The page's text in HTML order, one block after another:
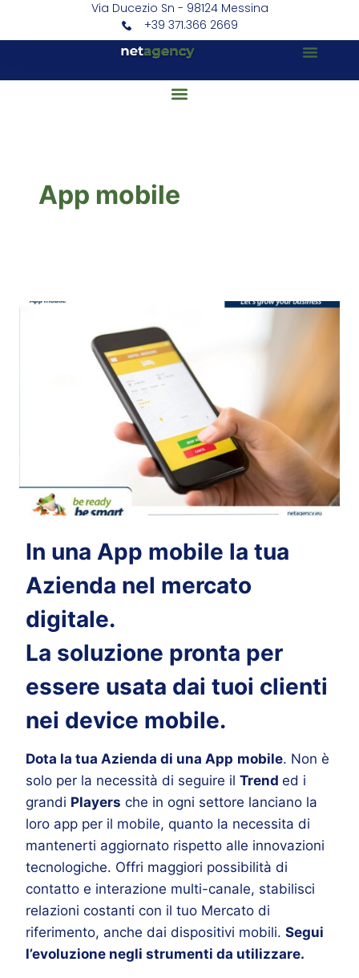
Via Ducezio Sn - 98124 Messina
+39 371.366 2669
App mobile
In una App mobile la tua
Azienda nel mercato
digitale.
La soluzione pronta per
essere usata dai tuoi clienti
nei device mobile.
Dota la tua Azienda di una App mobile. Non è
solo per la necessità di seguire il Trend ed i
grandi Players che in ogni settore lanciano la
loro app per il mobile, quanto la necessita di
mantenerti aggiornato rispetto alle innovazioni
tecnologiche. Offri maggiori possibilità di
contatto e interazione multi-canale, stabilisci
relazioni costanti con il tuo Mercato di
riferimento, anche dai dispositivi mobili. Segui
l’evoluzione negli strumenti da utilizzare.